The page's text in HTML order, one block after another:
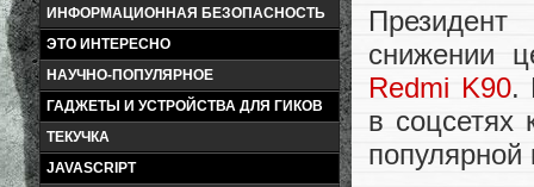
ИНФОРМАЦИОННАЯ БЕЗОПАСНОСТЬ
ЭТО ИНТЕРЕСНО
НАУЧНО-ПОПУЛЯРНОЕ
ГАДЖЕТЫ И УСТРОЙСТВА ДЛЯ ГИКОВ
ТЕКУЧКА
JAVASCRIPT
снижении
Redmi K90.
в соцсетях
популярной